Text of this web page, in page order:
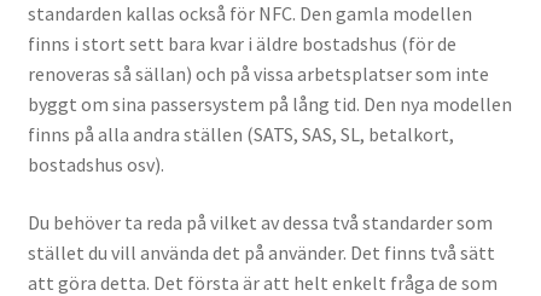
standarden kallas också för NFC. Den gamla modellen
finns i stort sett bara kvar i äldre bostadshus (för de
renoveras så sällan) och på vissa arbetsplatser som inte
byggt om sina passersystem på lång tid. Den nya modellen
finns på alla andra ställen (SATS, SAS, SL, betalkort,
bostadshus osv).
Du behöver ta reda på vilket av dessa två standarder som
stället du vill använda det på använder. Det finns två sätt
att göra detta. Det första är att helt enkelt fråga de som